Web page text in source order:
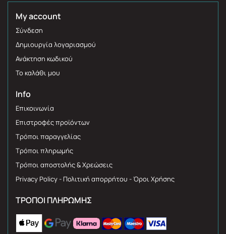
My account
Σύνδεση
Δημιουργία λογαριασμού
Ανάκτηση κωδικού
Το καλάθι μου
Info
Επικοινωνία
Επιστροφές προϊόντων
Τρόποι παραγγελίας
Τρόποι πληρωμής
Τρόποι αποστολής & Χρεώσεις
Privacy Policy - Πολιτική απορρήτου - Όροι Χρήσης
ΤΡΌΠΟΙ ΠΛΗΡΩΜΉΣ